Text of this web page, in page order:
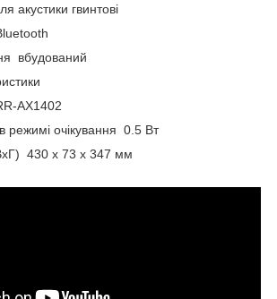
акустики гвинтові
вбудований
AX1402
режимі очікування 0.5 Вт
430 x 73 x 347 мм